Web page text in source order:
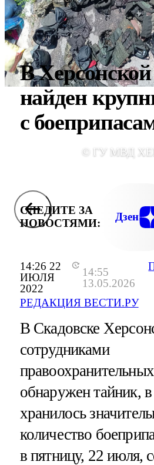
14:26 22
ИЮЛЯ
2022
14:55
13.05.2026
РЕДАКЦИЯ ВЕСТИ.РУ
В
найден
с
© ГУ МВД
СЛЕДИТЕ ЗА
НОВОСТЯМИ:
Дзен
В Скадовске
сотрудниками
обнаружен тайник,
хранилось
количество
в пятницу, 22 июля,